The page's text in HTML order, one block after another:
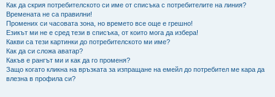
Как да скрия потребителското си име от списъка с потребителите на линия?
Времената не са правилни!
Промених си часовата зона, но времето все още е грешно!
Езикът ми не е сред тези в списъка, от които мога да избера!
Какви са тези картинки до потребителското ми име?
Как да си сложа аватар?
Какъв е рангът ми и как да го променя?
Защо когато кликна на връзката за изпращане на емейл до потребител ме кара да
влезна в профила си?